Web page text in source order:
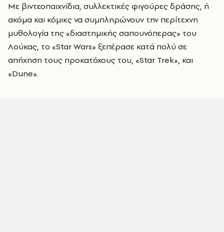
Με βιντεοπαιχνίδια, συλλεκτικές φιγούρες δράσης, ή
ακόμα και κόμικς να συμπληρώνουν την περίτεχνη
μυθολογία της «διαστημικής σαπουνόπερας» του
Λούκας, το «Star Wars» ξεπέρασε κατά πολύ σε
απήχηση τους προκατόχους του, «Star Trek», και
«Dune».